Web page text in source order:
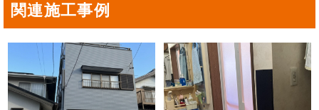
関連施工事例